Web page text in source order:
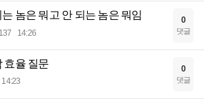
놈은 뭐고 안 되는 놈은 뭐임
14:26
0
댓글
효율 질문
14:23
0
댓글